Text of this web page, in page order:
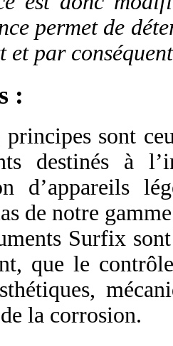
permet de
et par
:
principes sont
destinés à
d’appareils
de notre
Surfix
que le
la corrosion.